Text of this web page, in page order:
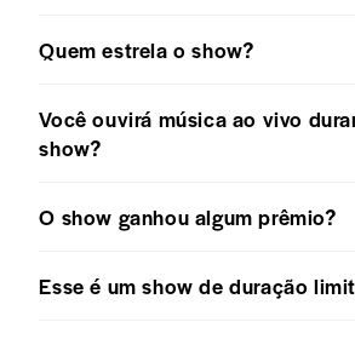
Quem estrela o show?
Você ouvirá música ao vivo
show?
O show ganhou algum prêmio?
Esse é um show de duração